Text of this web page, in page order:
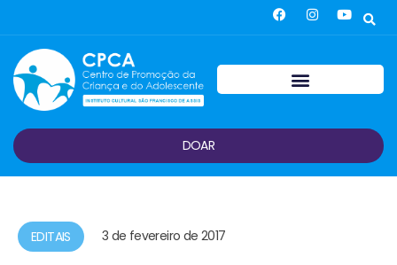
DOAR
EDITAIS 3 de fevereiro de 2017